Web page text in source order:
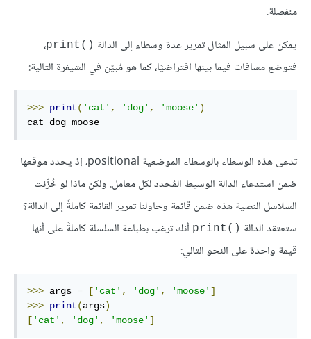
منفصلة.
يمكن على سبيل المثال تمرير عدة وسطاء إلى الدالة ()print
،
فتوضع مسافات فيما بينها افتراضيًا، كما هو مُبيّن في الشيفرة التالية:
>>> print( 'cat' , 'dog' , 'moose' )
cat dog moose
تدعى هذه الوسطاء بالوسطاء الموضعية positional، إذ يحدد موقعها
ضمن استدعاء الدالة الوسيط المُحدد لكل معامل. ولكن ماذا لو خُزّنت
السلاسل النصية هذه ضمن قائمة وحاولنا تمرير القائمة كاملةً إلى الدالة؟
ستعتقد الدالة ()print
أنك ترغب بطباعة السلسلة كاملةً على أنها
قيمة واحدة على النحو التالي:
>>> args = [ 'cat' , 'dog' , 'moose' ]
>>> print(args)
[ 'cat' , 'dog' , 'moose' ]